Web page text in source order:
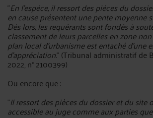
"En l'espèce, il ressort des pièces du
en cause présentent une pente moyenne
Dès lors, les requérants sont fondés à
classement de leurs parcelles en zone
plan local d'urbanisme est entaché d'une
d'appréciation." (Tribunal administratif de
2022, n° 2100399)
Ou encore que :
"Il ressort des pièces du dossier et du site
accessible au juge comme aux parties